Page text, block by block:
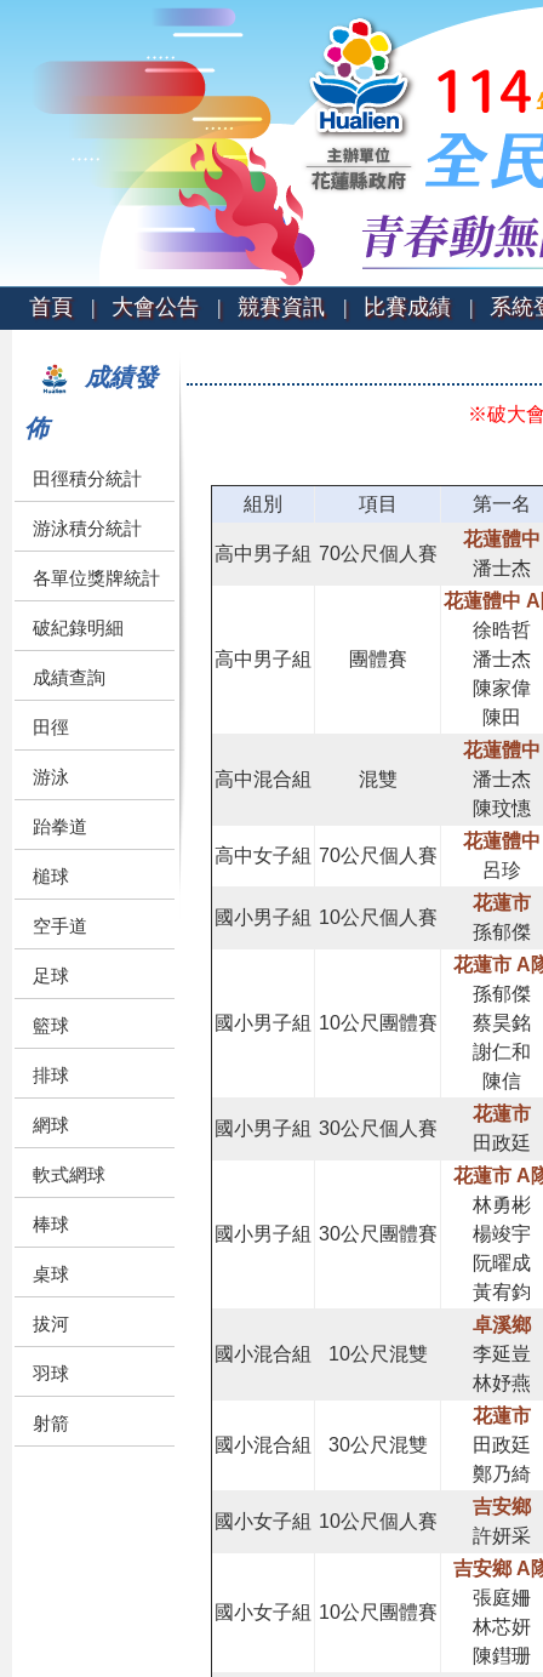
首頁 | 大會公告 | 競賽資訊 | 比賽成績 | 系
成績發
佈
田徑積分統計
游泳積分統計
各單位獎牌統計
破紀錄明細
成績查詢
田徑
游泳
跆拳道
槌球
空手道
足球
籃球
排球
網球
軟式網球
棒球
桌球
拔河
羽球
射箭
※破大
組別 項目 第一名
高中男子組 70公尺個人賽
花蓮體中
潘士杰
高中男子組 團體賽
花蓮體中
徐晧哲
潘士杰
陳家偉
陳田
高中混合組 混雙
花蓮體中
潘士杰
陳玟憓
高中女子組 70公尺個人賽
花蓮體中
呂珍
國小男子組 10公尺個人賽
花蓮市
孫郁傑
國小男子組 10公尺團體賽
花蓮市 A
孫郁傑
蔡昊銘
謝仁和
陳信
國小男子組 30公尺個人賽
花蓮市
田政廷
國小男子組 30公尺團體賽
花蓮市 A
林勇彬
楊竣宇
阮曜成
黃宥鈞
國小混合組 10公尺混雙
卓溪鄉
李延豈
林妤燕
國小混合組 30公尺混雙
花蓮市
田政廷
鄭乃綺
國小女子組 10公尺個人賽
吉安鄉
許妍采
國小女子組 10公尺團體賽
吉安鄉 A
張庭姍
林芯妍
陳鏏珊